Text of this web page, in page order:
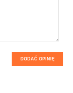
DODAĆ OPINIĘ